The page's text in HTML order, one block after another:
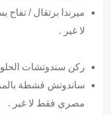
لا غير .
ركن سندوتشات الحلو
مصري فقط لا غير .